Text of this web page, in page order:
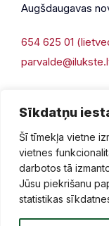
Sīkdatņu
Šī tīmekļa vietne
vietnes
darbotos tā
Jūsu piekrišanu
statistikas
Augšdaugavas
654 625 01
Privātuma